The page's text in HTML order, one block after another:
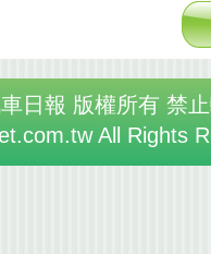
日報 版權所有 禁
All Rights